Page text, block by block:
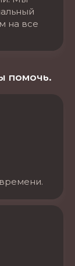
на все
помочь.